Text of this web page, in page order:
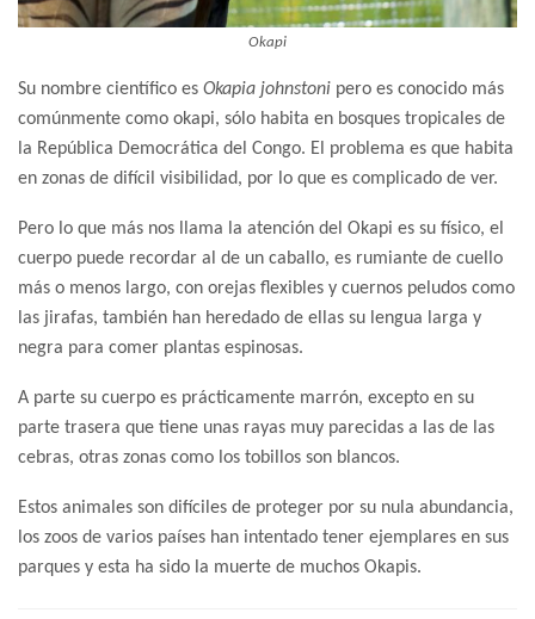
Okapi
Su nombre científico es Okapia johnstoni pero es conocido más
comúnmente como okapi, sólo habita en bosques tropicales de
la República Democrática del Congo. El problema es que habita
en zonas de difícil visibilidad, por lo que es complicado de ver.
Pero lo que más nos llama la atención del Okapi es su físico, el
cuerpo puede recordar al de un caballo, es rumiante de cuello
más o menos largo, con orejas flexibles y cuernos peludos como
las jirafas, también han heredado de ellas su lengua larga y
negra para comer plantas espinosas.
A parte su cuerpo es prácticamente marrón, excepto en su
parte trasera que tiene unas rayas muy parecidas a las de las
cebras, otras zonas como los tobillos son blancos.
Estos animales son difíciles de proteger por su nula abundancia,
los zoos de varios países han intentado tener ejemplares en sus
parques y esta ha sido la muerte de muchos Okapis.